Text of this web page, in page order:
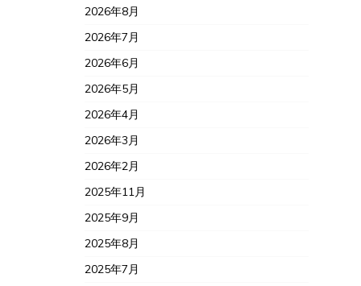
2026年8月
2026年7月
2026年6月
2026年5月
2026年4月
2026年3月
2026年2月
2025年11月
2025年9月
2025年8月
2025年7月